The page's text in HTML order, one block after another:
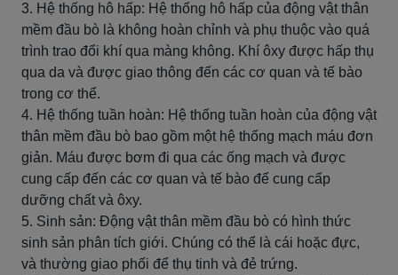
3. Hệ thống hô hấp: Hệ thống hô hấp của động vật thân
mềm đầu bò là không hoàn chỉnh và phụ thuộc vào quá
trình trao đổi khí qua màng không. Khí ôxy được hấp thụ
qua da và được giao thông đến các cơ quan và tế bào
trong cơ thể.
4. Hệ thống tuần hoàn: Hệ thống tuần hoàn của động vật
thân mềm đầu bò bao gồm một hệ thống mạch máu đơn
giản. Máu được bơm đi qua các ống mạch và được
cung cấp đến các cơ quan và tế bào để cung cấp
dưỡng chất và ôxy.
5. Sinh sản: Động vật thân mềm đầu bò có hình thức
sinh sản phân tích giới. Chúng có thể là cái hoặc đực,
và thường giao phối để thụ tinh và đẻ trứng.